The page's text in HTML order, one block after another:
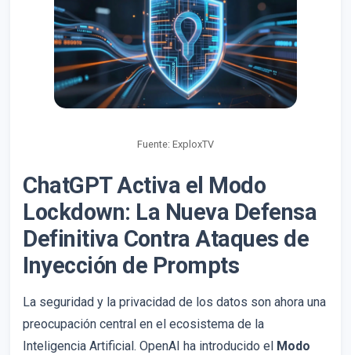
Fuente: ExploxTV
ChatGPT Activa el Modo
Lockdown: La Nueva Defensa
Definitiva Contra Ataques de
Inyección de Prompts
La seguridad y la privacidad de los datos son ahora una
preocupación central en el ecosistema de la
Inteligencia Artificial. OpenAI ha introducido el
Modo